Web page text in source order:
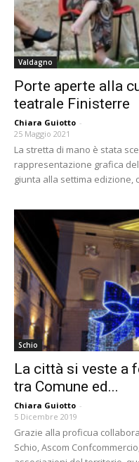
Valdagno
Porte aperte alla
teatrale Finisterre
Chiara Guiotto -
25 Maggio 2021
La stretta di mano è stata
rappresentazione grafica
giunta alla settima edizione,
Schio
La città si veste a
tra Comune ed...
Chiara Guiotto -
5 Dicembre 2019
Grazie alla proficua
Schio, Ascom